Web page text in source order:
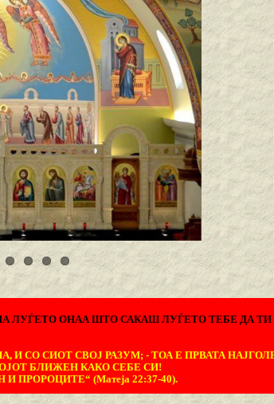
ЛУЃЕТО ОНАА ШТО САКАШ ЛУЃЕТО ТЕБЕ ДА ТИ
И СО СИОТ СВОЈ РАЗУМ; - ТОА Е ПРВАТА
БЛИЖЕН КАКО СЕБЕ СИ!
(Матеја 22:37-40).